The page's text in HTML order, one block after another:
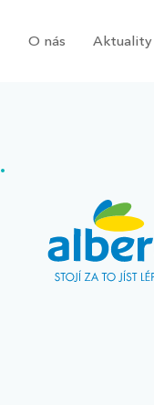
O nás Aktuality